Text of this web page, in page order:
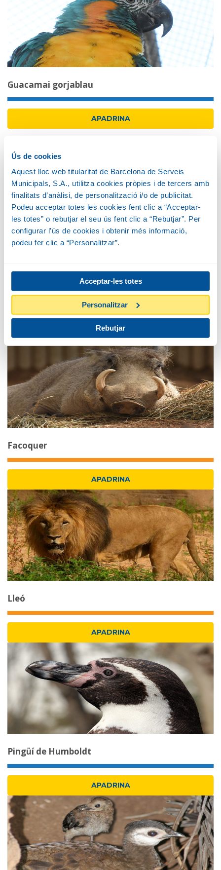
Ús de cookies
Aquest lloc web titularitat de Barcelona de Serveis
Municipals, S.A., utilitza cookies pròpies i de tercers amb
finalitats d’anàlisi, de personalització i/o de publicitat.
Podeu acceptar totes les cookies fent clic a “Acceptar-
les totes” o rebutjar el seu ús fent clic a “Rebutjar”. Per
configurar l’ús de cookies i obtenir més informació,
podeu fer clic a “Personalitzar”.
Acceptar-les totes
Personalitzar
Rebutjar
Guacamai gorjablau
APADRINA
Tots els animals del Zoo
Selecciona o recerca l'animal que vols apadrinar
CERCA
Facoquer
APADRINA
Lleó
APADRINA
Pingüí de Humboldt
APADRINA